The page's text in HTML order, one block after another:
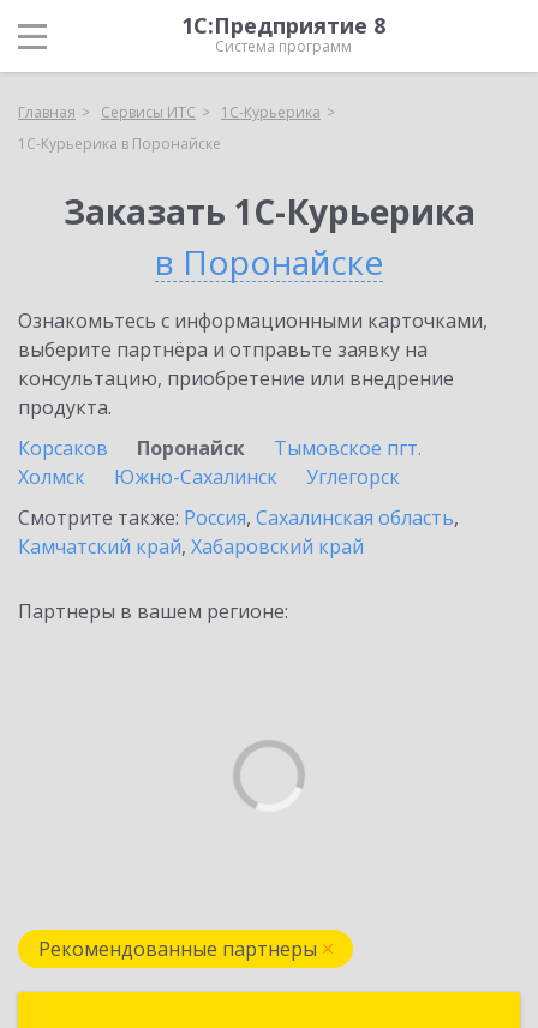
1С:Предприятие 8
Система программ
Главная Сервисы ИТС
1С-Курьерика
1С-Курьерика в Поронайске
Заказать 1С-Курьерика
в Поронайске
Ознакомьтесь с информационными карточками,
выберите партнёра и отправьте заявку на
консультацию, приобретение или внедрение
продукта.
Корсаков
Поронайск
Тымовское пгт.
Холмск
Южно-Сахалинск
Углегорск
Смотрите также: Россия, Сахалинская область,
Камчатский край, Хабаровский край
Партнеры в вашем регионе:
Рекомендованные партнеры